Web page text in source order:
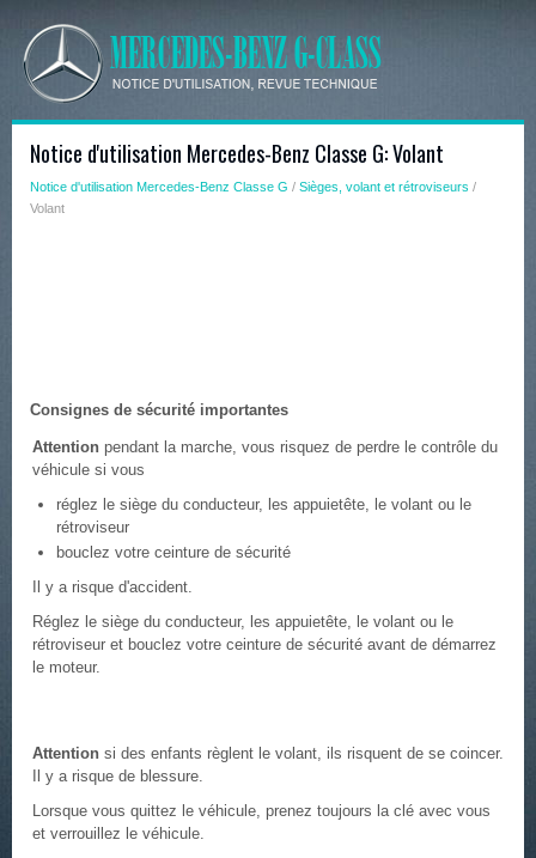
Notice d'utilisation Mercedes-Benz Classe G: Volant
Notice d'utilisation Mercedes-Benz Classe G / Sièges, volant et rétroviseurs /
Volant
Consignes de sécurité importantes
Attention pendant la marche, vous risquez de perdre le contrôle du
véhicule si vous
réglez le siège du conducteur, les appuietête, le volant ou le
rétroviseur
bouclez votre ceinture de sécurité
Il y a risque d'accident.
Réglez le siège du conducteur, les appuietête, le volant ou le
rétroviseur et bouclez votre ceinture de sécurité avant de démarrez
le moteur.
Attention si des enfants règlent le volant, ils risquent de se coincer.
Il y a risque de blessure.
Lorsque vous quittez le véhicule, prenez toujours la clé avec vous
et verrouillez le véhicule.